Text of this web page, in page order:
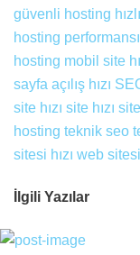
güvenli hosting
hosting performansı
hosting mobil site
sayfa açılış hızı
site hızı site hızı
hosting teknik seo
sitesi hızı web
İlgili Yazılar